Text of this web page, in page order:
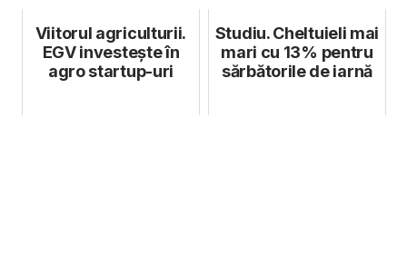
Viitorul agriculturii.
EGV investește în
agro startup-uri
Studiu. Cheltuieli mai
mari cu 13% pentru
sărbătorile de iarnă